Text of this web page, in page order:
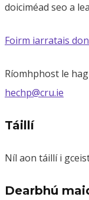
doiciméad seo a
Foirm iarratais
Ríomhphost le
hechp@cru.ie
Táillí
Níl aon táillí i
Dearbhú